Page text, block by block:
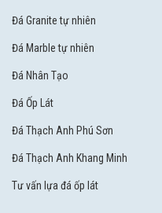
Đá Granite tự nhiên
Đá Marble tự nhiên
Đá Nhân Tạo
Đá Ốp Lát
Đá Thạch Anh Phú Sơn
Đá Thạch Anh Khang Minh
Tư vấn lựa đá ốp lát